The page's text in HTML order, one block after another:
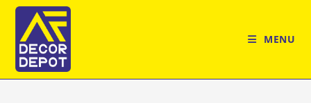
Skip
content
MENU